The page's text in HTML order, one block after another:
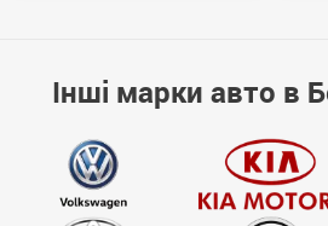
Інші марки авто в